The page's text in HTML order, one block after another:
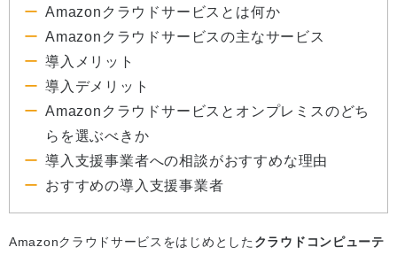
Amazonクラウドサービスとは何か
Amazonクラウドサービスの主なサービス
導入メリット
導入デメリット
Amazonクラウドサービスとオンプレミスのどち
らを選ぶべきか
導入支援事業者への相談がおすすめな理由
おすすめの導入支援事業者
Amazonクラウドサービスをはじめとした クラウドコンピューテ